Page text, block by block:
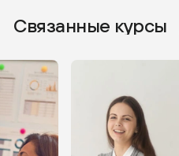
Связанные курсы